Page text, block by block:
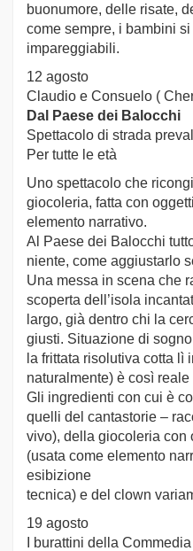
buonumore, delle risate,
come sempre, i bambini
impareggiabili.
12 agosto
Claudio e Consuelo (
Dal Paese dei Balocchi
Spettacolo di strada
Per tutte le età
Uno spettacolo che
giocoleria, fatta con
elemento narrativo.
Al Paese dei Balocchi
niente, come aggiustarlo
Una messa in scena che
scoperta dell’isola
largo, già dentro chi la
giusti. Situazione di
la frittata risolutiva cotta lì
naturalmente) è così
Gli ingredienti con cui è
quelli del cantastorie –
vivo), della giocoleria con
(usata come elemento
esibizione
tecnica) e del clown
19 agosto
I burattini della